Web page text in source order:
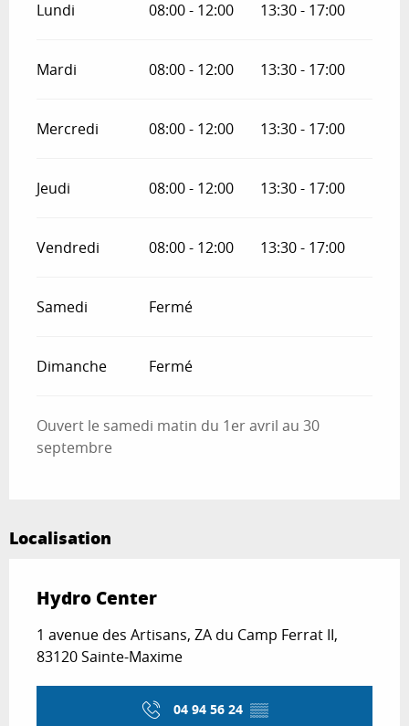
Lundi 08:00 - 12:00 13:30 - 17:00
Mardi 08:00 - 12:00 13:30 - 17:00
Mercredi 08:00 - 12:00 13:30 - 17:00
Jeudi 08:00 - 12:00 13:30 - 17:00
Vendredi 08:00 - 12:00 13:30 - 17:00
Samedi Fermé
Dimanche Fermé
Ouvert le samedi matin du 1er avril au 30
septembre
Localisation
Hydro Center
1 avenue des Artisans, ZA du Camp Ferrat II,
83120 Sainte-Maxime
04 94 56 24 ▒▒